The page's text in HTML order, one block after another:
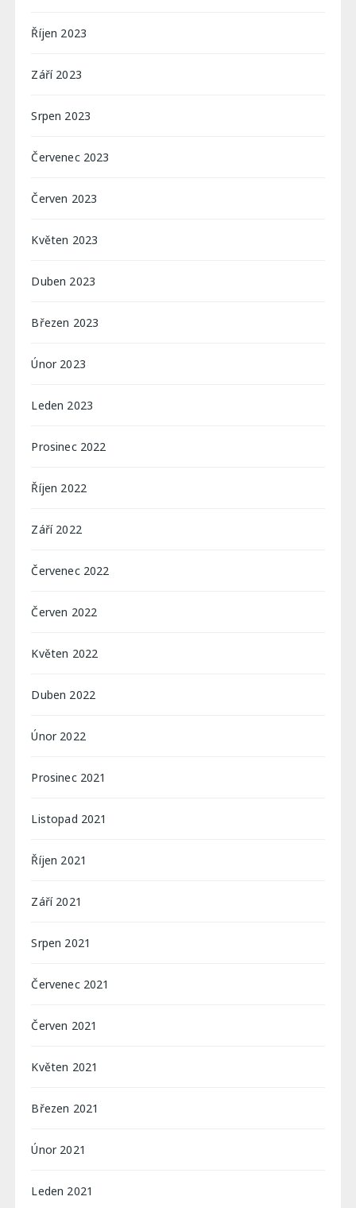
Říjen 2023
Září 2023
Srpen 2023
Červenec 2023
Červen 2023
Květen 2023
Duben 2023
Březen 2023
Únor 2023
Leden 2023
Prosinec 2022
Říjen 2022
Září 2022
Červenec 2022
Červen 2022
Květen 2022
Duben 2022
Únor 2022
Prosinec 2021
Listopad 2021
Říjen 2021
Září 2021
Srpen 2021
Červenec 2021
Červen 2021
Květen 2021
Březen 2021
Únor 2021
Leden 2021